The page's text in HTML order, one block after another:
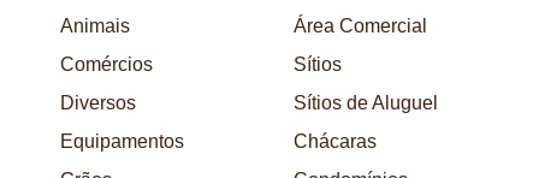
Área Comercial
Sítios
Sítios de Aluguel
Chácaras
Animais
Comércios
Diversos
Equipamentos